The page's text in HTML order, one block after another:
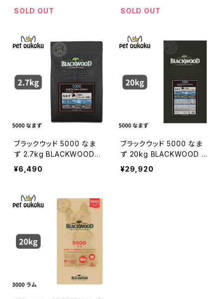
SOLD OUT
SOLD OUT
ブラックウッド 5000 なま
ず 2.7kg BLACKWOOD 4
562210501204
¥6,490
ブラックウッド 5000 なま
ず 20kg BLACKWOOD 4
562210501051
¥29,920